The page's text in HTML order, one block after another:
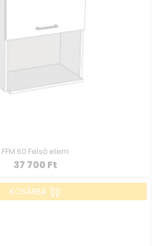
FFM 60 Felső elem
37 700 Ft
KOSÁRBA